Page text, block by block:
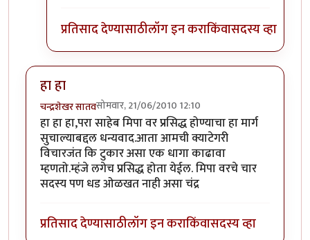
प्रतिसाद देण्यासाठीलॉग इन कराकिंवासदस्य व्हा
हा हा
चन्द्रशेखर सातवसोमवार, 21/06/2010 12:10
हा हा हा,परा साहेब मिपा वर प्रसिद्ध होण्याचा हा मार्ग
सुचाल्याबद्दल धन्यवाद.आता आमची क्याटेगरी
विचारजंत कि टुकार असा एक धागा काढावा
म्हणतो.म्हंजे लगेच प्रसिद्ध होता येईल. मिपा वरचे चार
सदस्य पण धड ओळखत नाही असा चंद्र
प्रतिसाद देण्यासाठीलॉग इन कराकिंवासदस्य व्हा